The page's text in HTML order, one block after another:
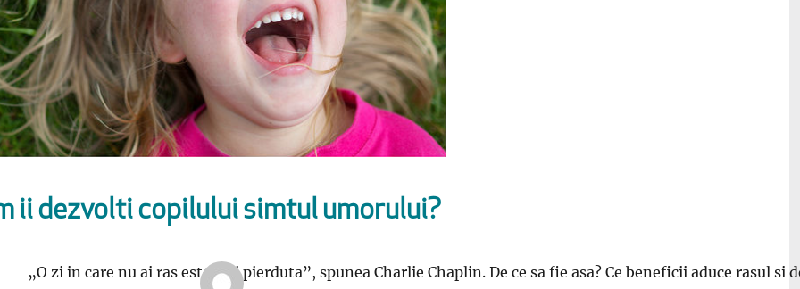
ii dezvolti copilului simtul umorului?
„O zi in care nu ai ras este o zi pierduta”, spunea Charlie Chaplin. De ce sa fie asa? Ce beneficii aduce rasul